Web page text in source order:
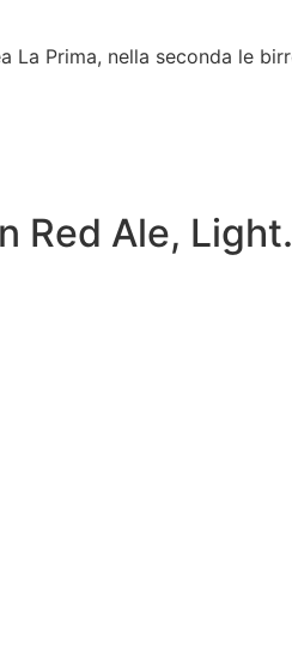
Red Ale, Light.